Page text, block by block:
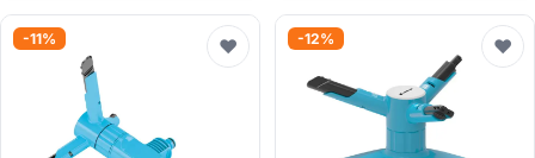
-11% ♥ -12% ♥